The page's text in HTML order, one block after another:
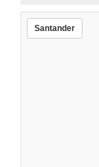
Santander